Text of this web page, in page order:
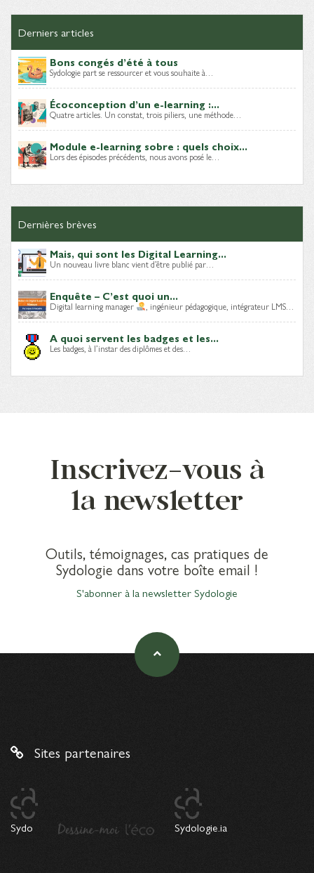
Derniers articles
Bons congés d’été à tous
Sydologie part se ressourcer et vous souhaite à…
Écoconception d’un e-learning :...
Quatre articles. Un constat, trois piliers, une méthode…
Module e-learning sobre : quels choix...
Lors des épisodes précédents, nous avons posé le…
Dernières brèves
Mais, qui sont les Digital Learning...
Un nouveau livre blanc vient d’être publié par…
Enquête – C’est quoi un...
Digital learning manager , ingénieur pédagogique, intégrateur LMS…
A quoi servent les badges et les...
Les badges, à l’instar des diplômes et des…
Inscrivez-vous à
la newsletter
Outils, témoignages, cas pratiques de
Sydologie dans votre boîte email !
S'abonner à la newsletter Sydologie
Sites partenaires
Sydo Sydologie.ia